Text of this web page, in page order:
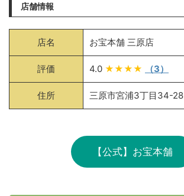
店舗情報
店名 お宝本舗 三原店
評価 4.0 ★★★★ （3）
住所 三原市宮浦3丁目34-28
【公式】お宝本舗